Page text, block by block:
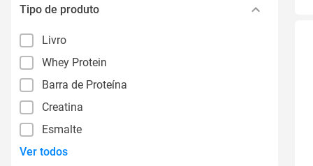
Tipo de produto
Livro
Whey Protein
Barra de Proteína
Creatina
Esmalte
Ver todos